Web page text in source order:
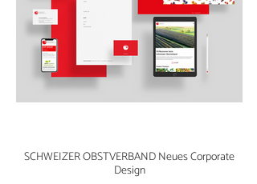
SCHWEIZER OBSTVERBAND Neues Corporate
Design